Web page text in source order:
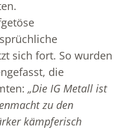
sich fort. So wurden
die
„Die IG Metall ist
zu den
kämpferisch